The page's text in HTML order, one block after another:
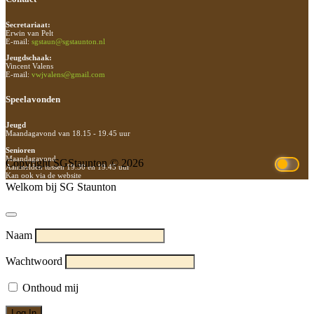
Secretariaat:
Erwin van Pelt
E-mail: sgstaun@sgstaunton.nl
Jeugdschaak:
Vincent Valens
E-mail: vwjvalens@gmail.com
Speelavonden
Jeugd
Maandagavond van 18.15 - 19.45 uur
Senioren
Maandagavond
Aanmelden tussen 19.30 en 19.45 uur
Kan ook via de website
Copyright SGStaunton © 2026
Welkom bij SG Staunton
Naam
Wachtwoord
Onthoud mij